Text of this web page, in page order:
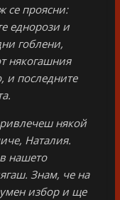
се проясни:
еднорози и
гоблени,
някогашния
и последните
някой
Наталия.
нашето
Знам, че на
избор и ще